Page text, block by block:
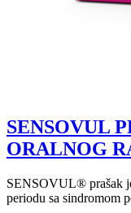
SENSOVUL
ORALNOG
SENSOVUL® prašak
periodu sa sindromom